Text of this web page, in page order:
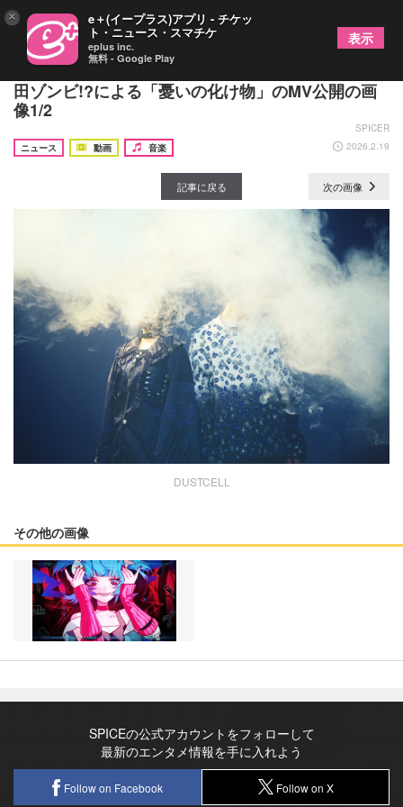
DUSTCELL ディレクター荒木悟×アニメーター沼
田ゾンビ!?による「憂いの化け物」のMV公開の画
像1/2
SPICER
ニュース
動画 音楽 2026.2.19
記事に戻る 次の画像
DUSTCELL
その他の画像
SPICEの公式アカウントをフォローして
最新のエンタメ情報を手に入れよう
Follow on Facebook Follow on X
× e＋(イープラス)アプリ - チケッ
ト・ニュース・スマチケ
eplus inc.
無料 - Google Play
表示